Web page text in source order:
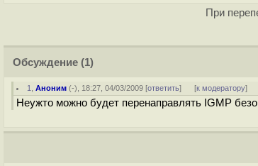
При
Обсуждение (1)
1 ,Аноним (-), 18:27, 04/03/2009 [ответить] [к модератору]
Неужто можно будет перенаправлять IGMP